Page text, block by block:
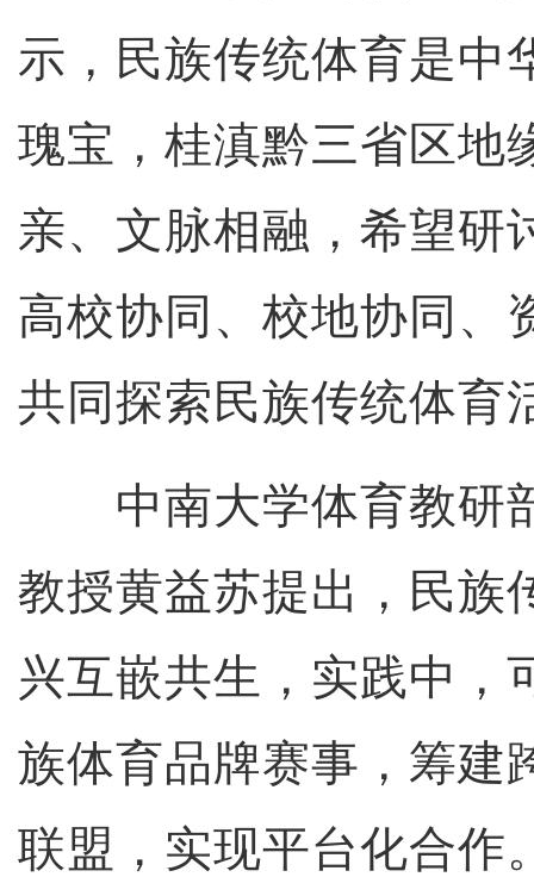
示，民族传统体育是中
瑰宝，桂滇黔三省区地
亲、文脉相融，希望研
高校协同、校地协同、
共同探索民族传统体育
中南大学体育教研
教授黄益苏提出，民族
兴互嵌共生，实践中，
族体育品牌赛事，筹建
联盟，实现平台化合作